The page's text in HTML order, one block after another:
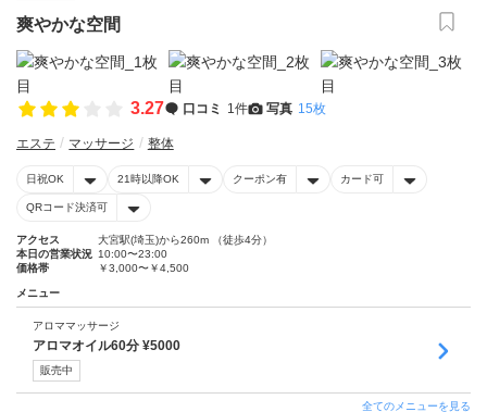
爽やかな空間
3.27 口コミ 1件 写真 15枚
エステ マッサージ 整体
日祝OK 21時以降OK クーポン有 カード可
QRコード決済可
アクセス
大宮駅(埼玉)から260m （徒歩4分）
本日の営業状況 10:00〜23:00
価格帯
￥3,000〜￥4,500
メニュー
アロママッサージ
アロマオイル60分 ¥5000
販売中
全てのメニューを見る